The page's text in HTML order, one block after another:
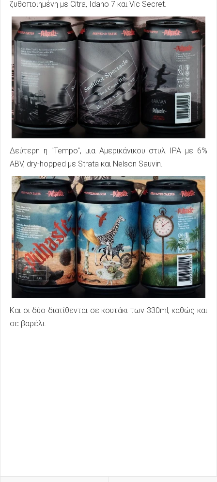
ζυθοποιημένη με Citra, Idaho 7 και Vic Secret.
Δεύτερη η "Tempo", μια Αμερικάνικου στυλ IPA με 6%
ABV, dry-hopped με Strata και Nelson Sauvin.
Και οι δύο διατίθενται σε κουτάκι των 330ml, καθώς και
σε βαρέλι.